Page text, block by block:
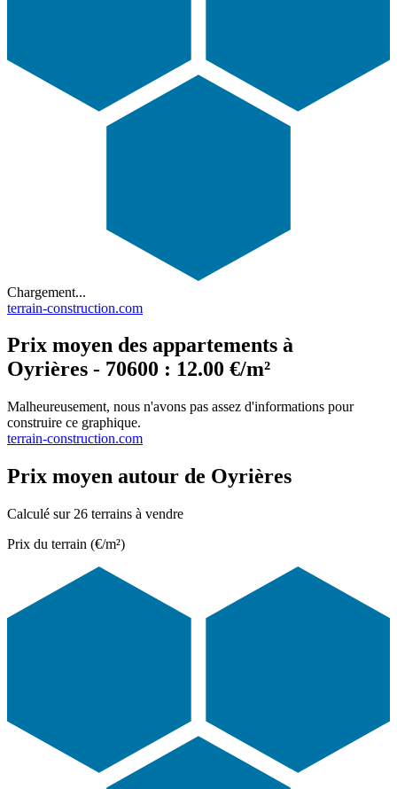
Chargement...
terrain-construction.com
Prix moyen des appartements à
Oyrières - 70600 : 12.00 €/m²
Malheureusement, nous n'avons pas assez d'informations pour
construire ce graphique.
terrain-construction.com
Prix moyen autour de Oyrières
Calculé sur 26 terrains à vendre
Prix du terrain (€/m²)